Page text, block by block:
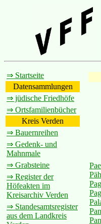
⇒ Startseite
Datensammlungen
⇒ jüdische Friedhöfe
⇒ Ortsfamilienbücher
Kreis Verden
⇒ Bauernreihen
⇒ Gedenk- und
Mahnmale
⇒ Grabsteine
⇒ Register der
Höfeakten im
Kreisarchiv Verden
⇒ Standesamtsregister
aus dem Landkreis